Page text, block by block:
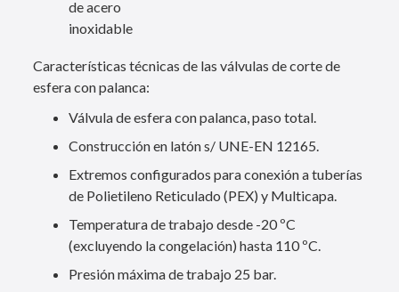
de acero
inoxidable
Características técnicas de las válvulas de corte de
esfera con palanca:
Válvula de esfera con palanca, paso total.
Construcción en latón s/ UNE-EN 12165.
Extremos configurados para conexión a tuberías
de Polietileno Reticulado (PEX) y Multicapa.
Temperatura de trabajo desde -20 ºC
(excluyendo la congelación) hasta 110 ºC.
Presión máxima de trabajo 25 bar.